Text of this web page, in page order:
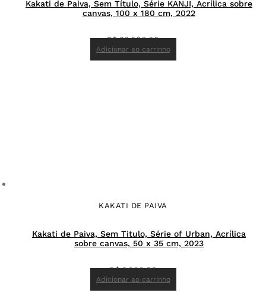
Kakati de Paiva, Sem Título, Série KANJI, Acrílica sobre
canvas, 100 x 180 cm, 2022
R$36.000,00
Adicionar ao carrinho
KAKATI DE PAIVA
Kakati de Paiva, Sem Titulo, Série of Urban, Acrílica
sobre canvas, 50 x 35 cm, 2023
R$6.000,00
Adicionar ao carrinho